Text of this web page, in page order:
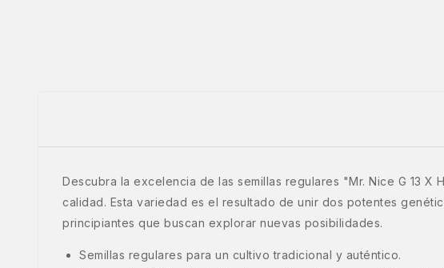
Descubra la excelencia de las semillas regulares "Mr. Nice G 13
calidad. Esta variedad es el resultado de unir dos potentes
principiantes que buscan explorar nuevas posibilidades.
Semillas regulares para un cultivo tradicional y auténtico.